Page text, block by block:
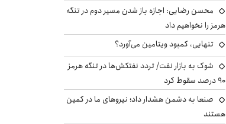
محسن رضایی: اجازه باز شدن مسیر دوم در تنگه
هرمز را نخواهیم داد
تنهایی، کمبود ویتامین می‌آورد؟
شوک به بازار نفت/ تردد نفتکش‌ها در تنگه هرمز
۹۰ درصد سقوط کرد
صنعا به دشمن هشدار داد؛ نیروهای ما در کمین
هستند